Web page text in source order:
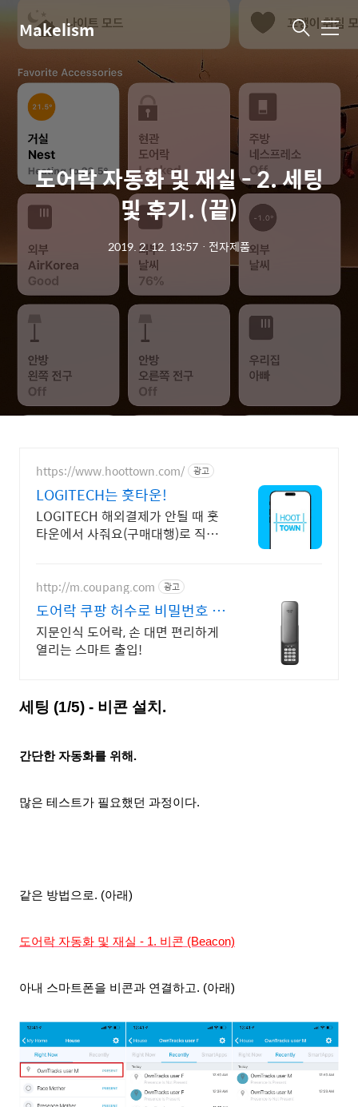
Makelism 메
뉴
도어락 자동화 및 재실 - 2. 세팅
및 후기. (끝)
2019. 2. 12. 13:57 ㆍ 전자제품
https://www.hoottown.com/ 광고
LOGITECH는 훗타운!
LOGITECH 해외결제가 안될 때 훗
타운에서 사줘요(구매대행)로 직구
http://m.coupang.com 광고
도어락 쿠팡 허수로 비밀번호 보
호
지문인식 도어락, 손 대면 편리하게
열리는 스마트 출입!
세팅 (1/5) - 비콘 설치.
간단한 자동화를 위해 .
많은 테스트가 필요했던 과정이다.
같은 방법으로. (아래)
도어락 자동화 및 재실 - 1. 비콘 (Beacon)
아내 스마트폰을 비콘과 연결하고. (아래)